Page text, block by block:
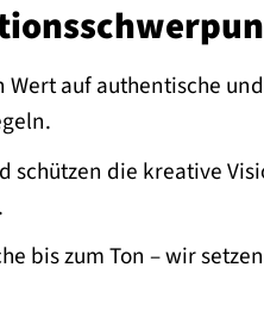
Wert auf authentische
schützen die kreative
bis zum Ton – wir